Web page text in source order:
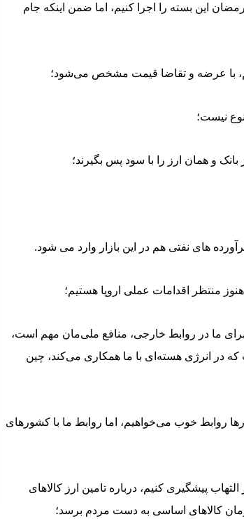
این بسته را اجرا کنیم، اما ضمن اینکه جام
با عرضه و‌ تقاضا قیمت مشخص می‌شود؛
نیست؛
و همان ارز را با سود پس بگیرند؛
هنوز منتظر اقدامات عملی اروپا هستیم؛
ما در روابط خارجی، منافع ملی‌مان مهم است،
که در انرژی هسته‌ای با ما همکاری می‌کند، چین
روابط خوب می‌خواهیم، اما روابط ما با کشورهای
پیشگیری کنیم، درباره تامین ارز کالاهای